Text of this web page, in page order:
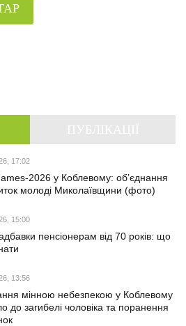
17:02
2026 у Коблевому: об’єднання
молоді Миколаївщини (фото)
15:00
пенсіонерам від 70 років: що
13:56
мінною небезпекою у Коблевому
до загибелі чоловіка та поранення